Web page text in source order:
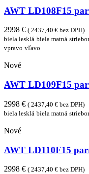
AWT LD108F15
2998 € ( 2437,40 € bez DPH)
biela lesklá biela matná
vpravo vľavo
Nové
AWT LD109F15
2998 € ( 2437,40 € bez DPH)
biela lesklá biela matná
Nové
AWT LD110F15
2998 € ( 2437,40 € bez DPH)